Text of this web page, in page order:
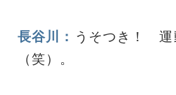
長谷川： うそつき！ 運
（笑）。